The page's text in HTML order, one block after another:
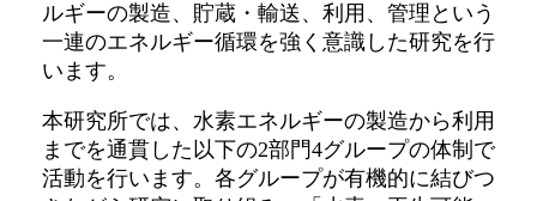
ルギーの製造、貯蔵・輸送、利用、管理という
一連のエネルギー循環を強く意識した研究を行
います。
本研究所では、水素エネルギーの製造から利用
までを通貫した以下の2部門4グループの体制で
活動を行います。各グループが有機的に結びつ